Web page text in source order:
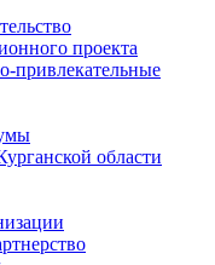
проекта
привлекательные
области